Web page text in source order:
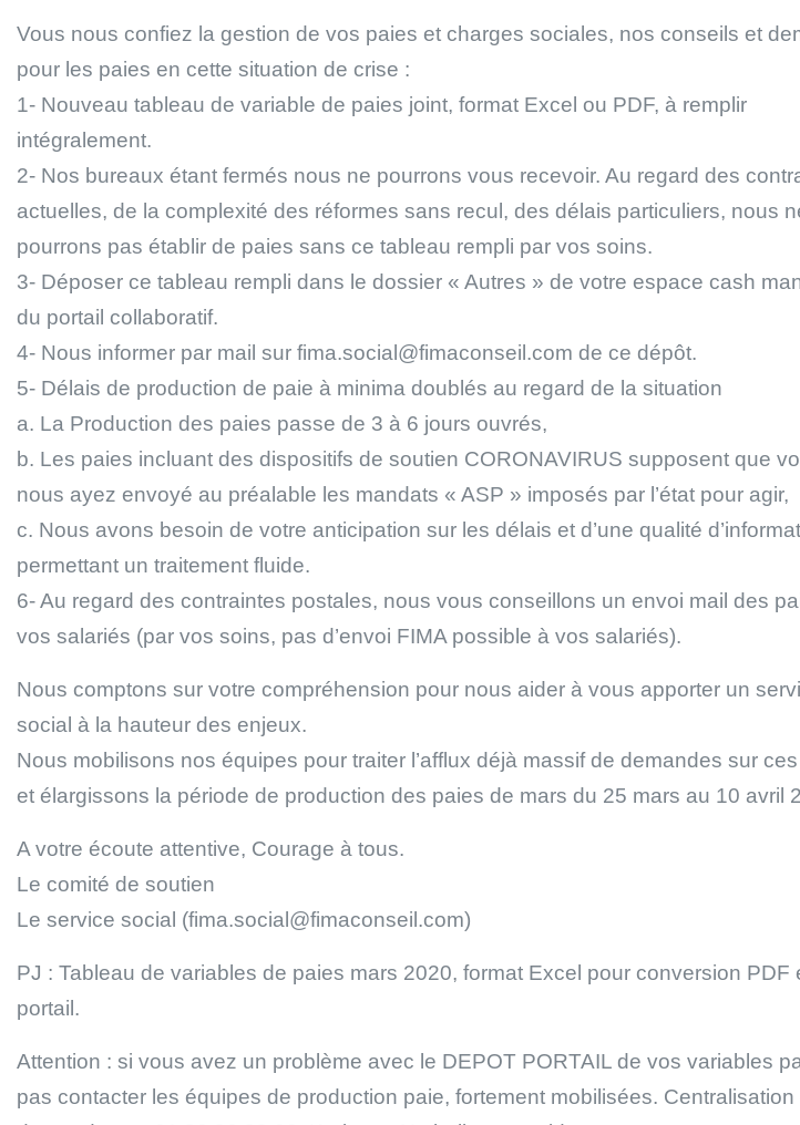
Vous nous confiez la gestion de vos paies et charges sociales, nos conseils et
pour les paies en cette situation de crise :
1- Nouveau tableau de variable de paies joint, format Excel ou PDF, à remplir
intégralement.
2- Nos bureaux étant fermés nous ne pourrons vous recevoir. Au regard des
actuelles, de la complexité des réformes sans recul, des délais particuliers, nous
pourrons pas établir de paies sans ce tableau rempli par vos soins.
3- Déposer ce tableau rempli dans le dossier « Autres » de votre espace cash
du portail collaboratif.
4- Nous informer par mail sur fima.social@fimaconseil.com de ce dépôt.
5- Délais de production de paie à minima doublés au regard de la situation
a. La Production des paies passe de 3 à 6 jours ouvrés,
b. Les paies incluant des dispositifs de soutien CORONAVIRUS supposent que
nous ayez envoyé au préalable les mandats « ASP » imposés par l’état pour agir,
c. Nous avons besoin de votre anticipation sur les délais et d’une qualité
permettant un traitement fluide.
6- Au regard des contraintes postales, nous vous conseillons un envoi mail des
vos salariés (par vos soins, pas d’envoi FIMA possible à vos salariés).
Nous comptons sur votre compréhension pour nous aider à vous apporter un
social à la hauteur des enjeux.
Nous mobilisons nos équipes pour traiter l’afflux déjà massif de demandes sur
et élargissons la période de production des paies de mars du 25 mars au 10 avril
A votre écoute attentive, Courage à tous.
Le comité de soutien
Le service social (fima.social@fimaconseil.com)
PJ : Tableau de variables de paies mars 2020, format Excel pour conversion PDF
portail.
Attention : si vous avez un problème avec le DEPOT PORTAIL de vos variables
pas contacter les équipes de production paie, fortement mobilisées. Centralisation